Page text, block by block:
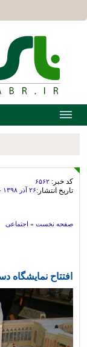
کد خبر: ۶۵۶۲
تاریخ انتشار:۲۶ آذر ۱۳۹۸ - ۱۰:۱۳
صفحه نخست » اجتماعی
افتتاح نمایشگاه